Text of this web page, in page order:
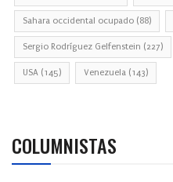
Sahara occidental ocupado (88)
Sergio Rodríguez Gelfenstein (227)
USA (145) Venezuela (143)
COLUMNISTAS